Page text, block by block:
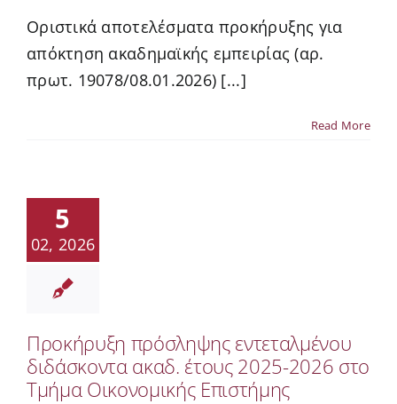
Οριστικά αποτελέσματα προκήρυξης για
απόκτηση ακαδημαϊκής εμπειρίας (αρ.
πρωτ. 19078/08.01.2026) [...]
Read More
5
02, 2026
Προκήρυξη πρόσληψης εντεταλμένου
διδάσκοντα ακαδ. έτους 2025-2026 στο
Τμήμα Οικονομικής Επιστήμης